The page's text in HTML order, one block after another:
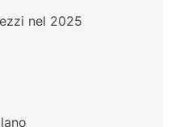
nel 2025